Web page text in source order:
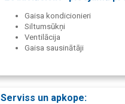
Gaisa kondicionieri
Siltumsūkņi
Ventilācija
Gaisa sausinātāji
Serviss un apkope: